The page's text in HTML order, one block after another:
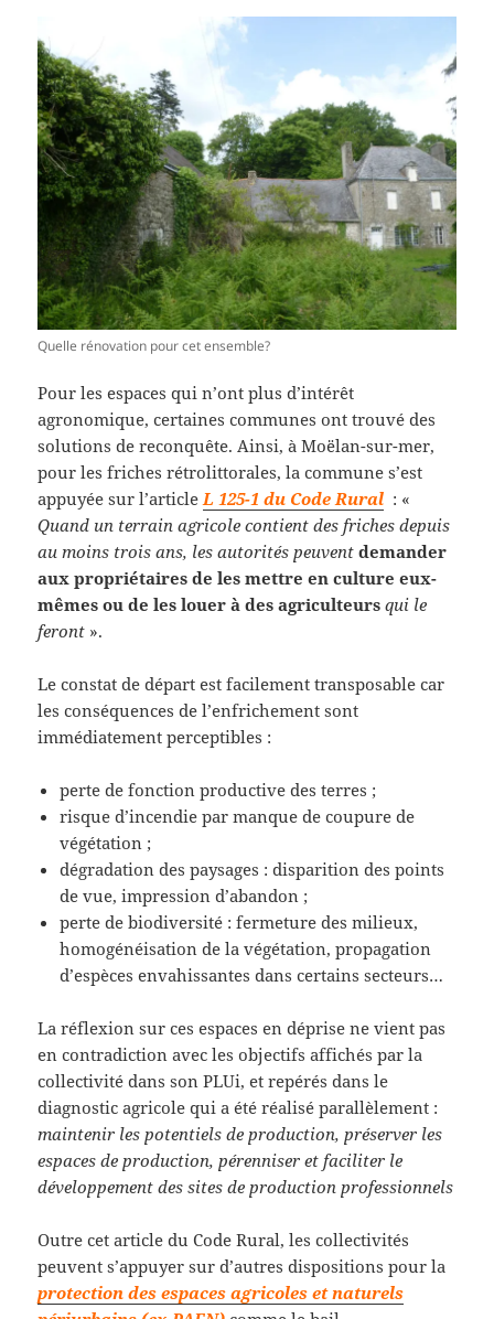
Quelle rénovation pour cet ensemble?
Pour les espaces qui n’ont plus d’intérêt
agronomique, certaines communes ont trouvé des
solutions de reconquête. Ainsi, à Moëlan-sur-mer,
pour les friches rétrolittorales, la commune s’est
appuyée sur l’articleL 125-1 du Code Rural : «
Quand un terrain agricole contient des friches depuis
au moins trois ans, les autorités peuventdemander
aux propriétaires de les mettre en culture eux-
mêmes ou de les louer à des agriculteurs qui le
feront ».
Le constat de départ est facilement transposable car
les conséquences de l’enfrichement sont
immédiatement perceptibles :
perte de fonction productive des terres ;
risque d’incendie par manque de coupure de
végétation ;
dégradation des paysages : disparition des points
de vue, impression d’abandon ;
perte de biodiversité : fermeture des milieux,
homogénéisation de la végétation, propagation
d’espèces envahissantes dans certains secteurs…
La réflexion sur ces espaces en déprise ne vient pas
en contradiction avec les objectifs affichés par la
collectivité dans son PLUi, et repérés dans le
diagnostic agricole qui a été réalisé parallèlement :
maintenir les potentiels de production, préserver les
espaces de production,pérenniser et faciliter le
développement des sites de production professionnels
Outre cet article du Code Rural, les collectivités
peuvent s’appuyer sur d’autres dispositions pour la
protection des espaces agricoles et naturels